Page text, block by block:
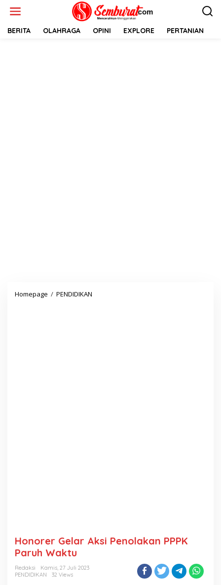
BERITA OLAHRAGA OPINI EXPLORE PERTANIAN
Homepage / PENDIDIKAN
Honorer Gelar Aksi Penolakan PPPK
Paruh Waktu
Redaksi
Kamis, 27 Juli 2023
PENDIDIKAN
32 Views